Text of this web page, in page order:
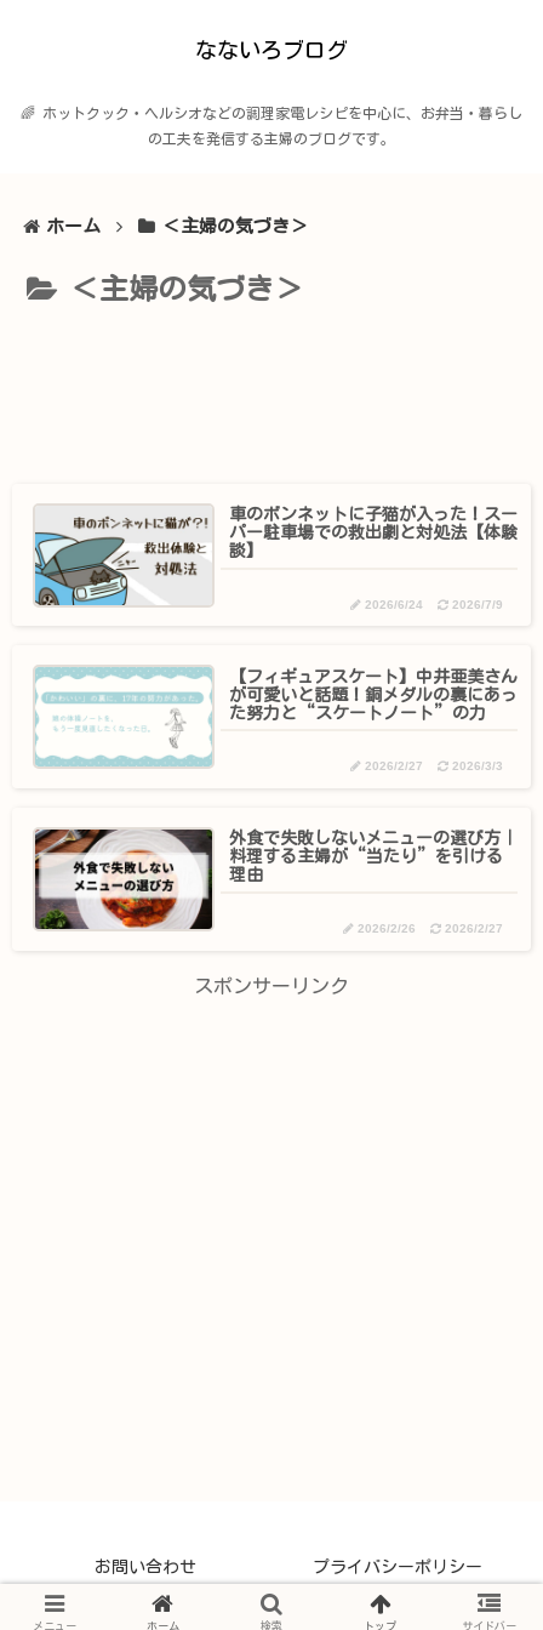
なないろブログ
🌈 ホットクック・ヘルシオなどの調理家電レシピを中心に、お弁当・暮らし
の工夫を発信する主婦のブログです。
ホーム ＜主婦の気づき＞
＜主婦の気づき＞
車のボンネットに子猫が入った！スー
パー駐車場での救出劇と対処法【体験
談】
2026/6/24 2026/7/9
【フィギュアスケート】中井亜美さん
が可愛いと話題！銅メダルの裏にあっ
た努力と“スケートノート”の力
2026/2/27 2026/3/3
外食で失敗しないメニューの選び方｜
料理する主婦が“当たり”を引ける
理由
2026/2/26 2026/2/27
スポンサーリンク
お問い合わせ プライバシーポリシー
© 2021 なないろブログ.
メニュー ホーム 検索 トップ サイドバー